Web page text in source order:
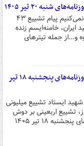
۲۰ تیر ۱۴۰۵
گریبان جنایکاران را رها نمی‌کنیم پیام تشییع ۴۳
ایران، خامنه‌ایسم زنده
و...از جمله تیترهای
عکس/ صفحه نخست روزنامه‌های پنجشنبه ۱۸ تیر
ایستاد تشییع میلیونی
تشییع اربعینی بر دوش
ملت و...از جمله تیترهای صفحه نخست روزنامه‌های پنجشنبه ۱۸ تیر ۱۴۰۵